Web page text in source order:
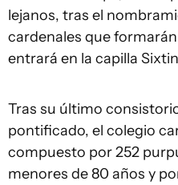
lejanos, tras el
cardenales que
entrará en la capilla
Tras su último
pontificado, el colegio
compuesto por 252
menores de 80 años y